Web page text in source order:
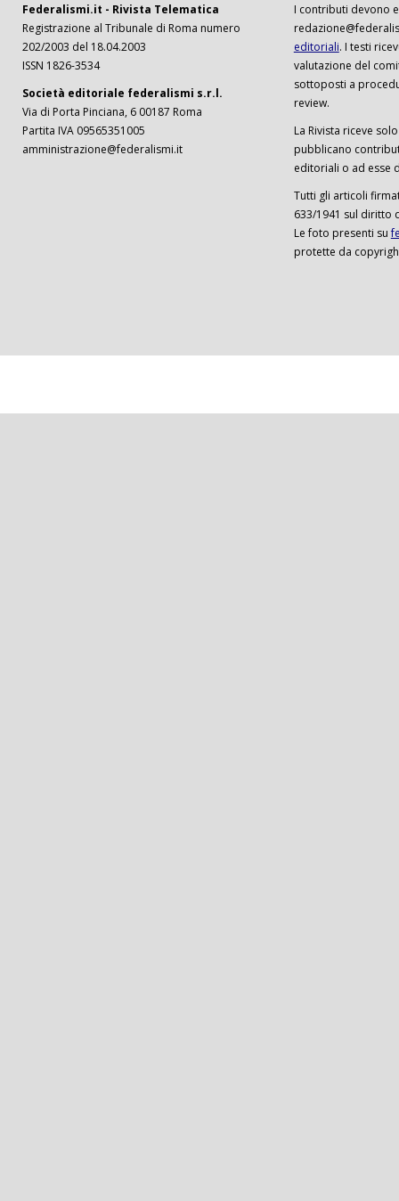
Federalismi.it - Rivista Telematica
Registrazione al Tribunale di Roma numero
202/2003 del 18.04.2003
ISSN 1826-3534
Società editoriale federalismi s.r.l.
Via di Porta Pinciana, 6 00187 Roma
Partita IVA 09565351005
amministrazione@federalismi.it
I contributi devono
editoriali. I testi
valutazione del
sottoposti a
review.
La Rivista riceve
pubblicano
editoriali o ad esse
Tutti gli articoli
633/1941 sul diritto
Le foto presenti su
protette da